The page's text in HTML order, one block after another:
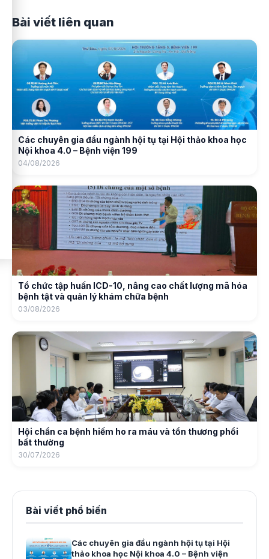
Bài viết liên quan
Các chuyên gia đầu ngành hội tụ tại Hội thảo khoa học
Nội khoa 4.0 – Bệnh viện 199
04/08/2026
Tổ chức tập huấn ICD-10, nâng cao chất lượng mã hóa
bệnh tật và quản lý khám chữa bệnh
03/08/2026
Hội chẩn ca bệnh hiếm ho ra máu và tổn thương phổi
bất thường
30/07/2026
Bài viết phổ biến
Các chuyên gia đầu ngành hội tụ tại Hội
thảo khoa học Nội khoa 4.0 – Bệnh viện